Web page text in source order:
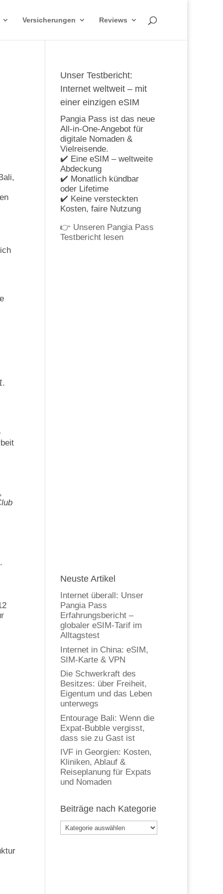
Versicherungen Reviews
.
Unser Testbericht:
Internet weltweit – mit
einer einzigen eSIM
Pangia Pass ist das neue
All-in-One-Angebot für
digitale Nomaden &
Vielreisende.
✔️ Eine eSIM – weltweite
Abdeckung
✔️ Monatlich kündbar
oder Lifetime
✔️ Keine versteckten
Kosten, faire Nutzung
👉 Unseren Pangia Pass
Testbericht lesen
Neuste Artikel
Internet überall: Unser
Pangia Pass
Erfahrungsbericht –
globaler eSIM-Tarif im
Alltagstest
Internet in China: eSIM,
SIM-Karte & VPN
Die Schwerkraft des
Besitzes: über Freiheit,
Eigentum und das Leben
unterwegs
Entourage Bali: Wenn die
Expat-Bubble vergisst,
dass sie zu Gast ist
IVF in Georgien: Kosten,
Kliniken, Ablauf &
Reiseplanung für Expats
und Nomaden
Beiträge nach Kategorie
Beiträge
nach